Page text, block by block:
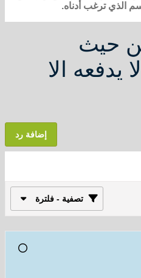
الذي ترغب أدناه.
حيث
يدفعه الا
إضافة رد
تصفية - فلترة